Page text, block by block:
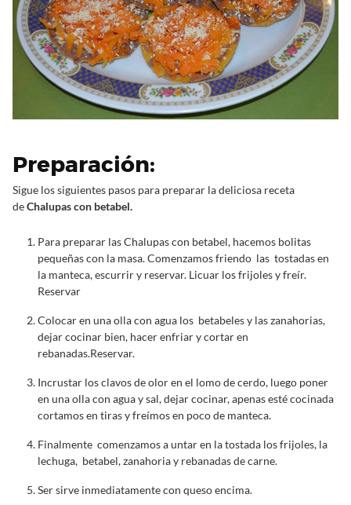
Preparación:
Sigue los siguientes pasos para preparar la deliciosa receta
deChalupas con betabel.
Para preparar las Chalupas con betabel, hacemos bolitas
pequeñas con la masa. Comenzamos friendo las tostadas en
la manteca, escurrir y reservar. Licuar los frijoles y freír.
Reservar
Colocar en una olla con agua los betabeles y las zanahorias,
dejar cocinar bien, hacer enfriar y cortar en
rebanadas.Reservar.
Incrustar los clavos de olor en el lomo de cerdo, luego poner
en una olla con agua y sal, dejar cocinar, apenas esté cocinada
cortamos en tiras y freímos en poco de manteca.
Finalmente comenzamos a untar en la tostada los frijoles, la
lechuga, betabel, zanahoria y rebanadas de carne.
Ser sirve inmediatamente con queso encima.